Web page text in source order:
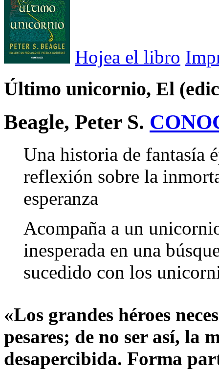
Hojea el libro
Último unicornio, El
Beagle, Peter S.
Una historia de fantasía
reflexión sobre la
esperanza
Acompaña a un
inesperada en una
sucedido con los
«Los grandes héroes
pesares; de no ser así, la
desapercibida. Forma